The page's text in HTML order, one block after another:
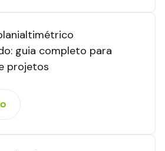
guia completo para
projetos